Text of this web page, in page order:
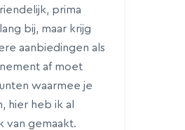
prima
bij, maar krijg
aanbiedingen als
af moet
waarmee je
hier heb ik al
van gemaakt.